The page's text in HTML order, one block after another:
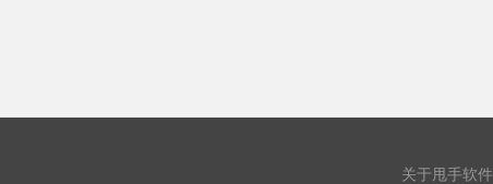
关于甩手软件